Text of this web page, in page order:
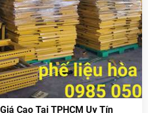
Cao Tại TPHCM Uy Tín